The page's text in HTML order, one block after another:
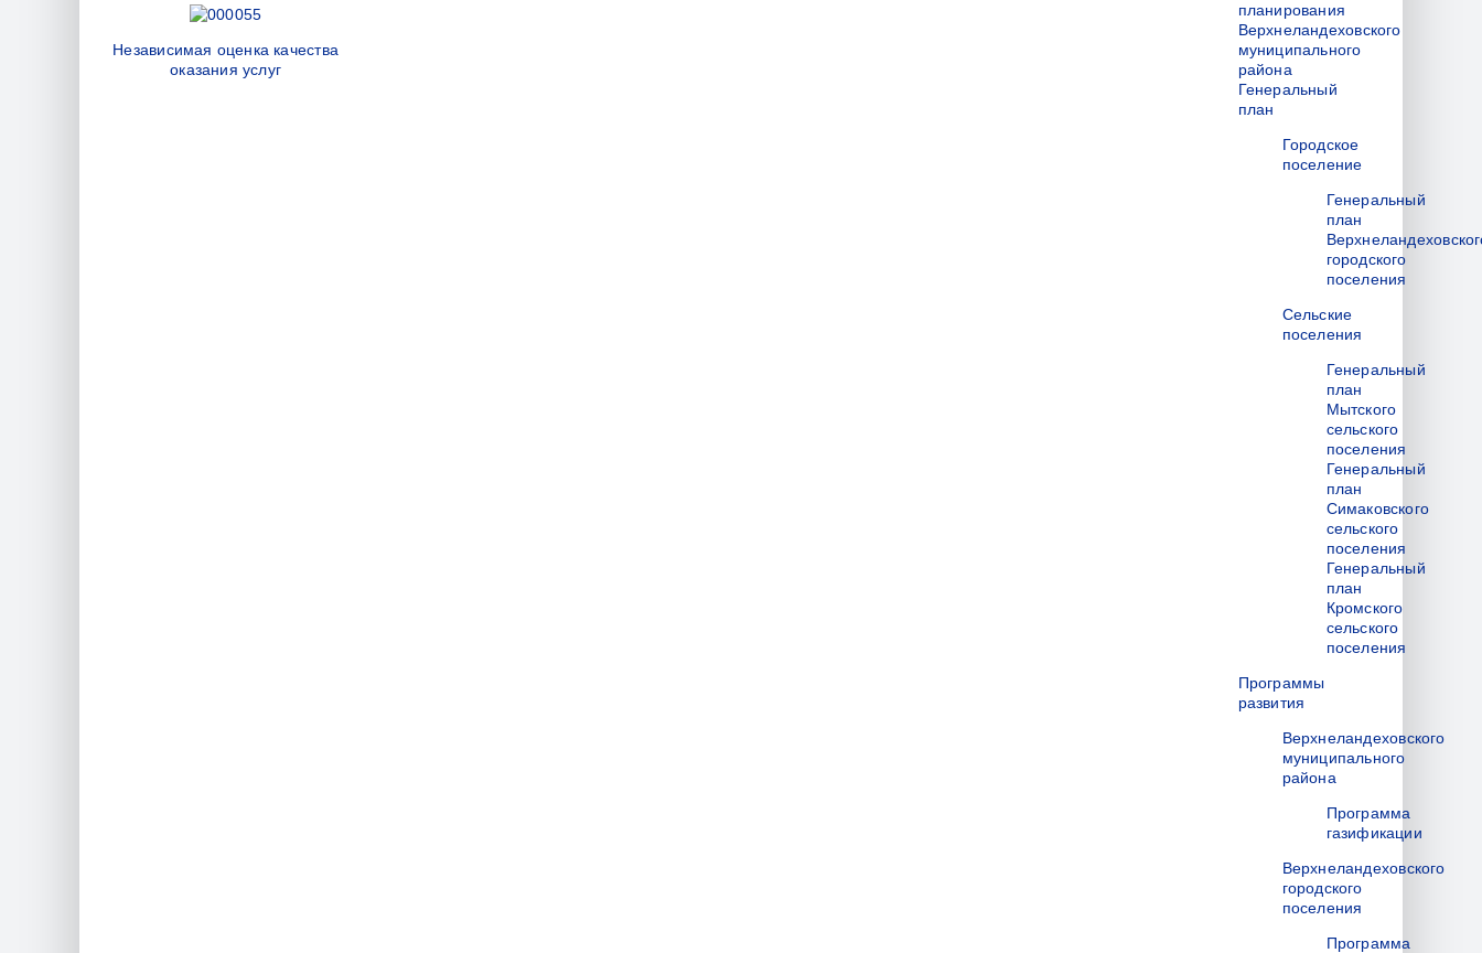
Независимая оценка качества
оказания услуг
планирования
Верхнеландеховского
муниципального
района
Генеральный
план
Городское
поселение
Генеральный
план
городского
поселения
Сельские
поселения
Генеральный
план
Мытского
сельского
поселения
Генеральный
план
Симаковского
сельского
поселения
Генеральный
план
Кромского
сельского
поселения
Программы
развития
Верхнеландеховского
муниципального
района
Программа
газификации
Верхнеландеховского
городского
поселения
Программа